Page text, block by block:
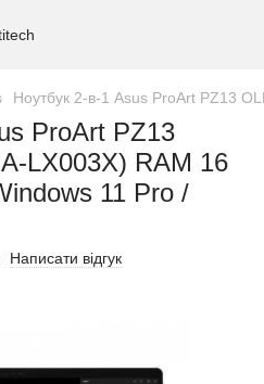
Ноутбук 2-в-1 Asus ProArt PZ13
ProArt PZ13
LX003X) RAM 16
11 Pro /
Написати відгук